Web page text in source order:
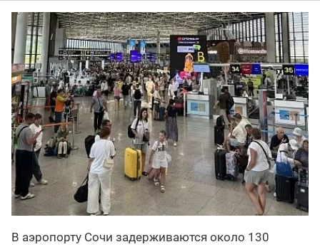
В аэропорту Сочи задерживаются около 130